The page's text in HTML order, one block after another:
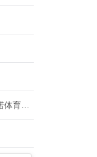
【浙江萬豪集团成功中标肯尼亚基普乔格・凯诺体育场项目】